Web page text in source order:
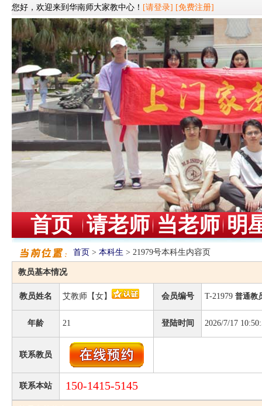
您好，欢迎来到华南师大家教中心！ [请登录] [免费注册]
首页 请老师 当老师 明
首页 > 本科生 > 21979号本科生内容页
教员基本情况
教员姓名 艾教师【女】 会员编号 T-21979 普通教
年龄 21 登陆时间 2026/7/17
联系教员
联系本站 150-1415-5145